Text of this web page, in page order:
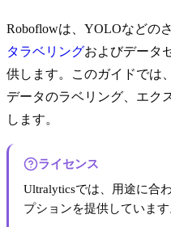
Roboflowは、YOLOなどの
タラベリングおよびデータ
供します。このガイドでは、
データのラベリング、エク
します。
ライセンス
Ultralyticsでは、用途に合
プションを提供しています